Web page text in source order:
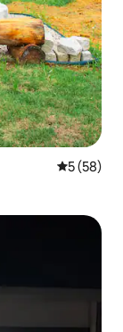
5 av 5 i
5 (58)